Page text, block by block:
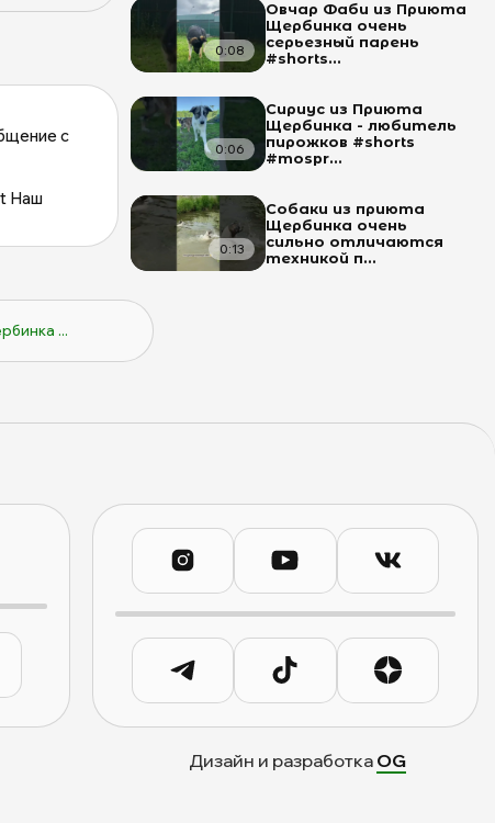
с
Наш
0:08
Овчар Фаби из Приюта
Щербинка очень
серьезный парень
#shorts...
0:06
Сириус из Приюта
Щербинка - любитель
пирожков #shorts
#mospr...
0:13
Собаки из приюта
Щербинка очень
сильно отличаются
техникой п...
...
Дизайн и разработка OG